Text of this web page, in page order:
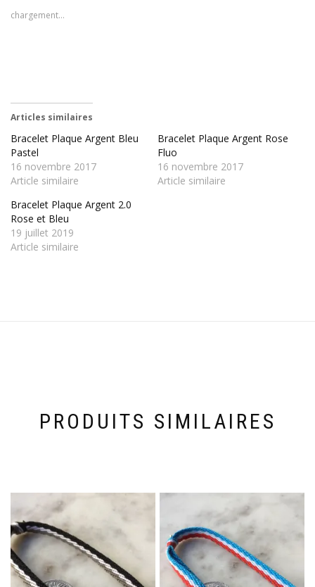
chargement…
Articles similaires
Bracelet Plaque Argent Bleu
Pastel
16 novembre 2017
Article similaire
Bracelet Plaque Argent Rose
Fluo
16 novembre 2017
Article similaire
Bracelet Plaque Argent 2.0
Rose et Bleu
19 juillet 2019
Article similaire
PRODUITS SIMILAIRES